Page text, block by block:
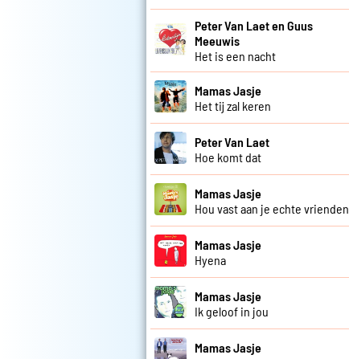
Peter Van Laet en Guus
Meeuwis
Het is een nacht
Mamas Jasje
Het tij zal keren
Peter Van Laet
Hoe komt dat
Mamas Jasje
Hou vast aan je echte vrienden
Mamas Jasje
Hyena
Mamas Jasje
Ik geloof in jou
Mamas Jasje